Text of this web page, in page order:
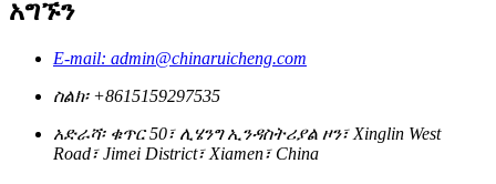
አግኙን
E-mail: admin@chinaruicheng.com
ስልክ፡ +8615159297535
አድራሻ፡ ቁጥር 50፣ ሊሄንግ ኢንዳስትሪያል ዞን፣ Xinglin West
Road፣ Jimei District፣ Xiamen፣ China